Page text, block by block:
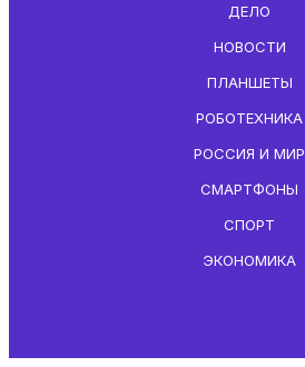
ДЕЛО
НОВОСТИ
ПЛАНШЕТЫ
РОБОТЕХНИКА
РОССИЯ И МИР
СМАРТФОНЫ
СПОРТ
ЭКОНОМИКА